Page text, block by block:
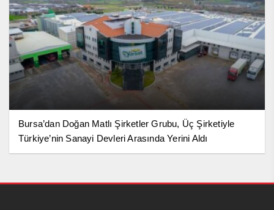
Bursa’dan Doğan Matlı Şirketler Grubu, Üç Şirketiyle
Türkiye’nin Sanayi Devleri Arasında Yerini Aldı